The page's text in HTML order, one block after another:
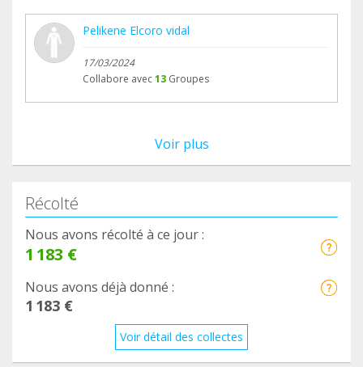
Pelikene Elcoro vidal
17/03/2024
Collabore avec13 Groupes
Voir plus
Récolté
Nous avons récolté à ce jour :
1 183 €
Nous avons déjà donné :
1 183 €
Voir détail des collectes